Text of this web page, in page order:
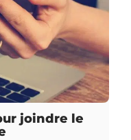
joindre le